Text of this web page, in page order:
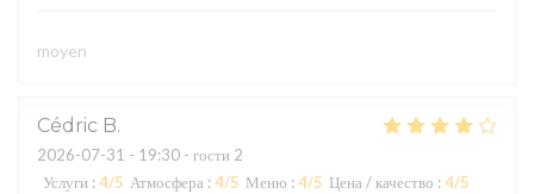
moyen
Cédric B
2026-07-31 - 19:30 - гости 2
Услуги : 4/5 Атмосфера : 4/5 Меню : 4/5 Цена / качество : 4/5